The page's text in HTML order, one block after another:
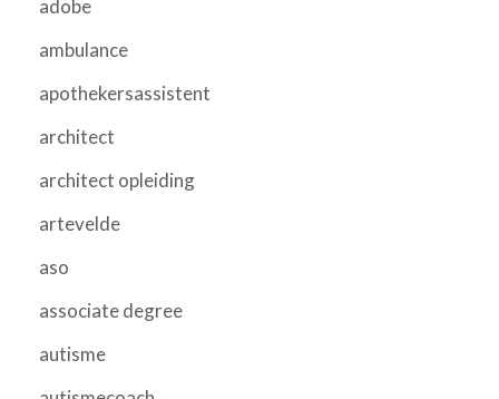
adobe
ambulance
apothekersassistent
architect
architect opleiding
artevelde
aso
associate degree
autisme